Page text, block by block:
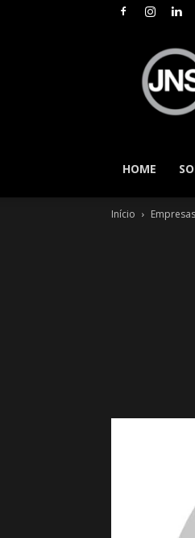
HOME
Início Empresas